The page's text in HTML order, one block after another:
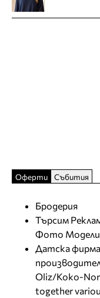
Оферти Събития
Бродерия
Търсим
Фото Модели
Датска
Oliz/Koko-
together